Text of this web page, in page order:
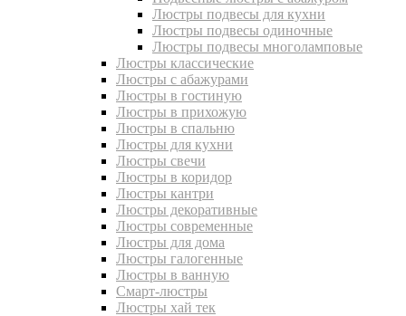
Люстры подвесы для кухни
Люстры подвесы одиночные
Люстры подвесы многоламповые
Люстры классические
Люстры с абажурами
Люстры в гостиную
Люстры в прихожую
Люстры в спальню
Люстры для кухни
Люстры свечи
Люстры в коридор
Люстры кантри
Люстры декоративные
Люстры современные
Люстры для дома
Люстры галогенные
Люстры в ванную
Смарт-люстры
Люстры хай тек